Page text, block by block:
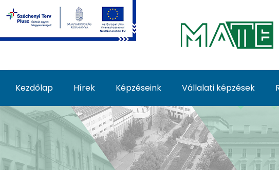
Ugrás a fő tartalomhoz
Kezdőlap Hírek Képzéseink Vállalati képzések
Képzéseink - MATE